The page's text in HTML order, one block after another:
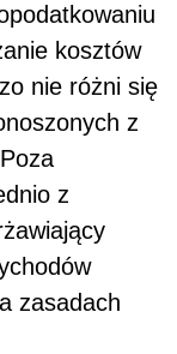
kosztów
nie różni się
z
z
zasadach